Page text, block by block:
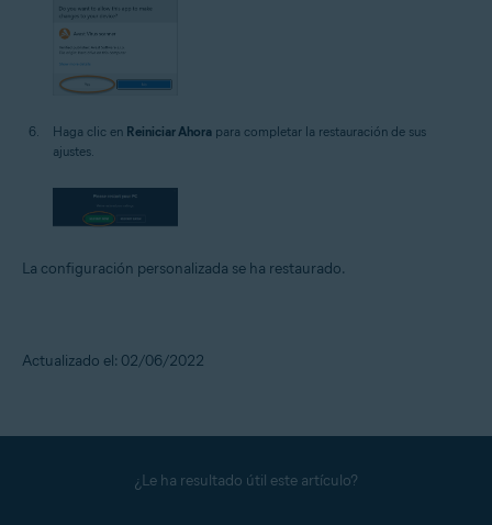
Haga clic en Reiniciar Ahora para completar la restauración de sus
ajustes.
La configuración personalizada se ha restaurado.
Actualizado el: 02/06/2022
¿Le ha resultado útil este artículo?